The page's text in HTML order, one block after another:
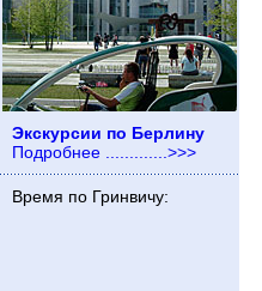
Экскурсии по Берлину
Подробнее .............>>>
Время по Гринвичу: